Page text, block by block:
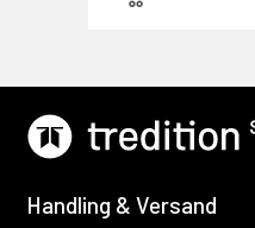
Handling & Versand